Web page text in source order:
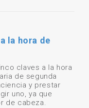
la hora de
claves a la hora
de segunda
y prestar
uno, ya que
de cabeza.